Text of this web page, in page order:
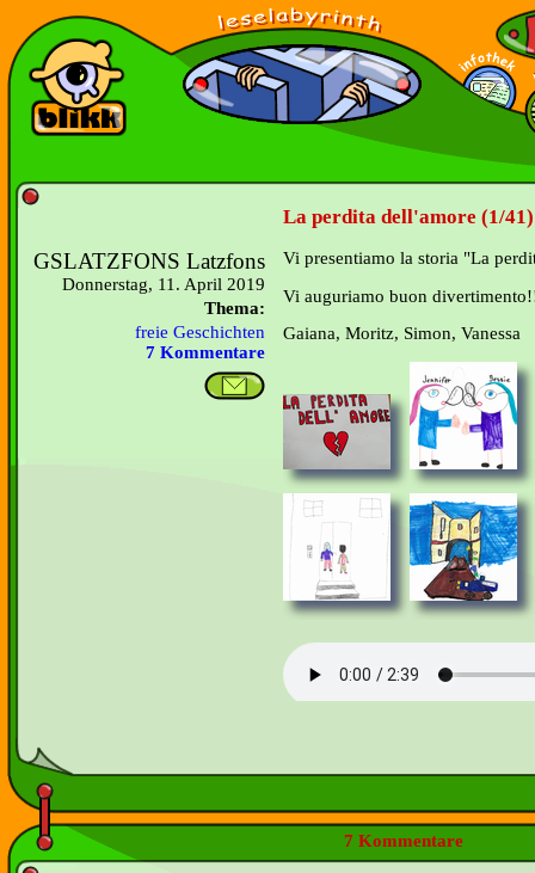
La perdita dell'amore (1/41)
GSLATZFONS Latzfons
Donnerstag, 11. April 2019
Thema:
freie Geschichten
7 Kommentare
Vi presentiamo la storia "La
Vi auguriamo buon
Gaiana, Moritz, Simon, Vanessa
7 Kommentare